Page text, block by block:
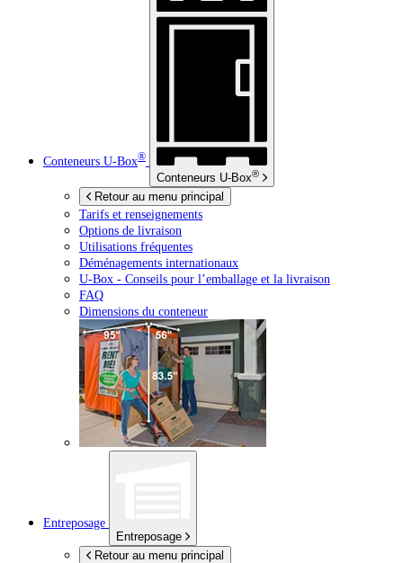
Conteneurs U-Box®
Conteneurs U-Box®
Retour au menu principal
Tarifs et renseignements
Options de livraison
Utilisations fréquentes
Déménagements internationaux
U-Box - Conseils pour l’emballage et la livraison
FAQ
Dimensions du conteneur
Entreposage
Entreposage
Retour au menu principal